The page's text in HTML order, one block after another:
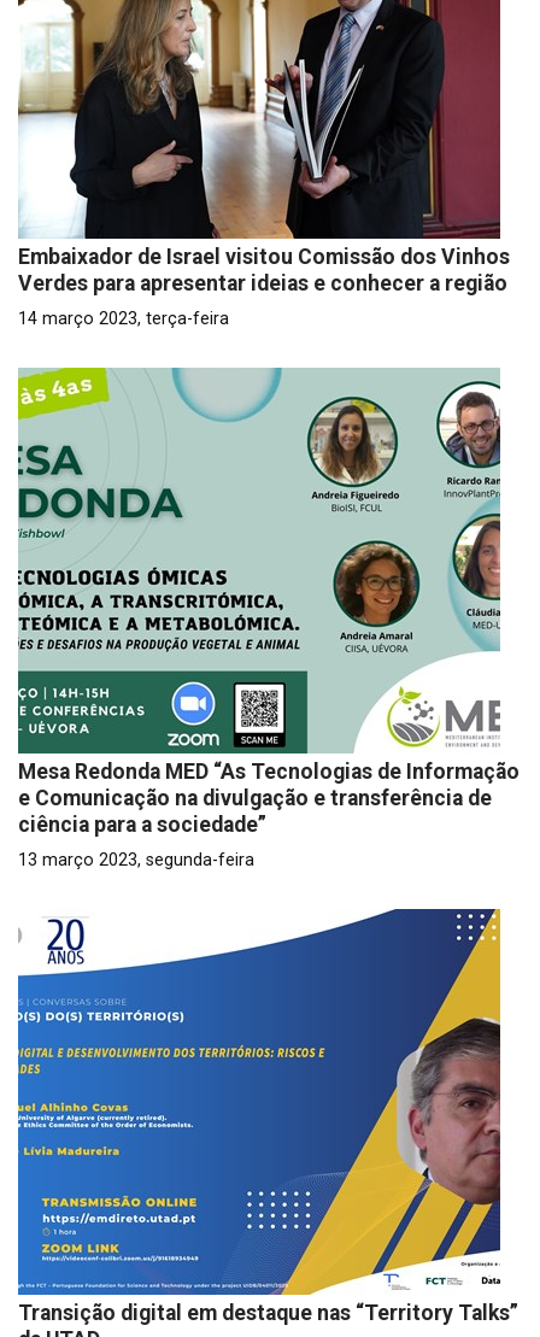
Embaixador de Israel visitou Comissão dos Vinhos
Verdes para apresentar ideias e conhecer a região
14 março 2023, terça-feira
Mesa Redonda MED “As Tecnologias de Informação
e Comunicação na divulgação e transferência de
ciência para a sociedade”
13 março 2023, segunda-feira
Transição digital em destaque nas “Territory Talks”